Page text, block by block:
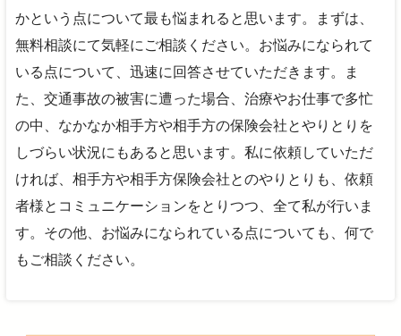
かという点について最も悩まれると思います。まずは、
無料相談にて気軽にご相談ください。お悩みになられて
いる点について、迅速に回答させていただきます。ま
た、交通事故の被害に遭った場合、治療やお仕事で多忙
の中、なかなか相手方や相手方の保険会社とやりとりを
しづらい状況にもあると思います。私に依頼していただ
ければ、相手方や相手方保険会社とのやりとりも、依頼
者様とコミュニケーションをとりつつ、全て私が行いま
す。その他、お悩みになられている点についても、何で
もご相談ください。